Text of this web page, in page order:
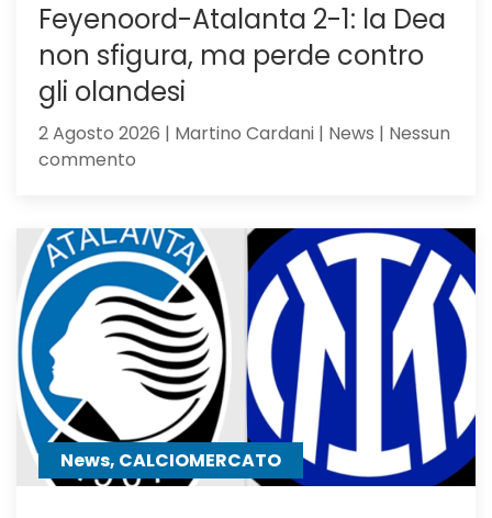
Feyenoord-Atalanta 2-1: la Dea
non sfigura, ma perde contro
gli olandesi
2 Agosto 2026 | Martino Cardani | News | Nessun
commento
2-
1:
la
Dea
non
sfigura,
ma
perde
contro
gli
News, CALCIOMERCATO